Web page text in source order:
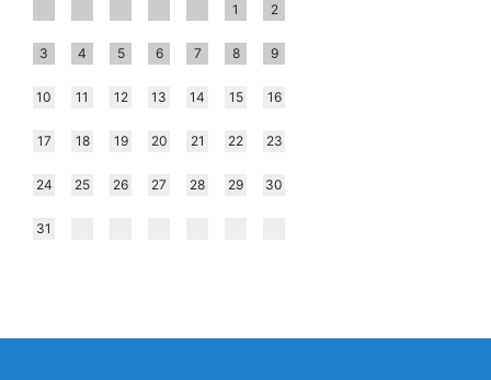
1 2
3 4 5 6 7 8 9
10 11 12 13 14 15 16
17 18 19 20 21 22 23
24 25 26 27 28 29 30
31